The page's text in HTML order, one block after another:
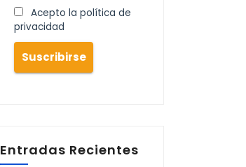
Acepto la política de
privacidad
Entradas Recientes